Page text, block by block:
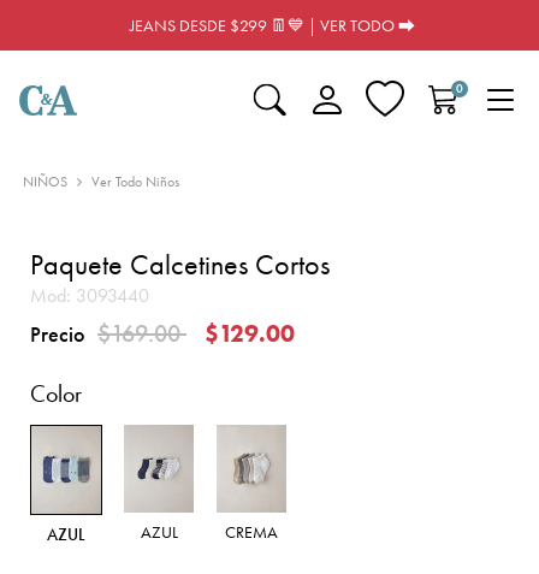
JEANS DESDE $299 👖💙 | VER TODO ⮕
0
NIÑOS Ver Todo Niños
Paquete Calcetines Cortos
Mod: 3093440
Precio Precio reducido de
$169.00a
$129.00
Color
AZUL AZUL CREMA